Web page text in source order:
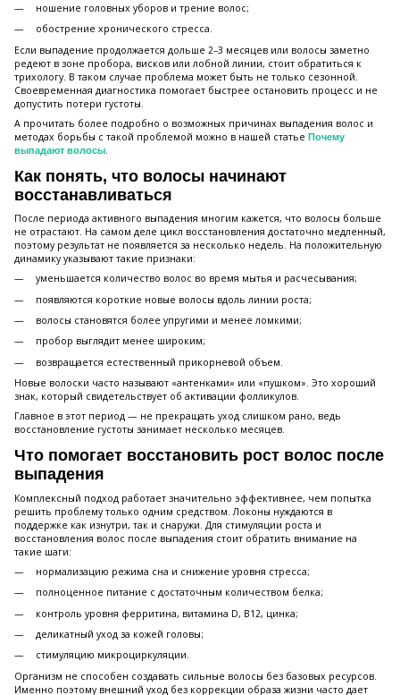
ношение головных уборов и трение волос;
обострение хронического стресса.
Если выпадение продолжается дольше 2–3 месяцев или волосы заметно
редеют в зоне пробора, висков или лобной линии, стоит обратиться к
трихологу. В таком случае проблема может быть не только сезонной.
Своевременная диагностика помогает быстрее остановить процесс и не
допустить потери густоты.
А прочитать более подробно о возможных причинах выпадения волос и
методах борьбы с такой проблемой можно в нашей статье Почему
выпадают волосы
Как понять, что волосы начинают
восстанавливаться
После периода активного выпадения многим кажется, что волосы больше
не отрастают. На самом деле цикл восстановления достаточно медленный,
поэтому результат не появляется за несколько недель. На положительную
динамику указывают такие признаки:
уменьшается количество волос во время мытья и расчесывания;
появляются короткие новые волосы вдоль линии роста;
волосы становятся более упругими и менее ломкими;
пробор выглядит менее широким;
возвращается естественный прикорневой объем.
Новые волоски часто называют «антенками» или «пушком». Это хороший
знак, который свидетельствует об активации фолликулов.
Главное в этот период — не прекращать уход слишком рано, ведь
восстановление густоты занимает несколько месяцев.
Что помогает восстановить рост волос после
выпадения
Комплексный подход работает значительно эффективнее, чем попытка
решить проблему только одним средством. Локоны нуждаются в
поддержке как изнутри, так и снаружи. Для стимуляции роста и
восстановления волос после выпадения стоит обратить внимание на
такие шаги:
нормализацию режима сна и снижение уровня стресса;
полноценное питание с достаточным количеством белка;
контроль уровня ферритина, витамина D, B12, цинка;
деликатный уход за кожей головы;
стимуляцию микроциркуляции.
Организм не способен создавать сильные волосы без базовых ресурсов.
Именно поэтому внешний уход без коррекции образа жизни часто дает